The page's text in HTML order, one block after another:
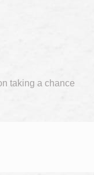
taking a chance